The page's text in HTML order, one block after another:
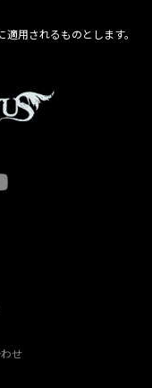
用されるものとします。
せ